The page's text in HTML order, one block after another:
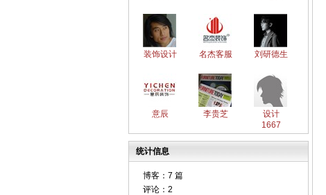
装饰设计 名杰客服 刘研德生
意辰 李贵芝
设计
1667
统计信息
博客： 7 篇
评论： 2